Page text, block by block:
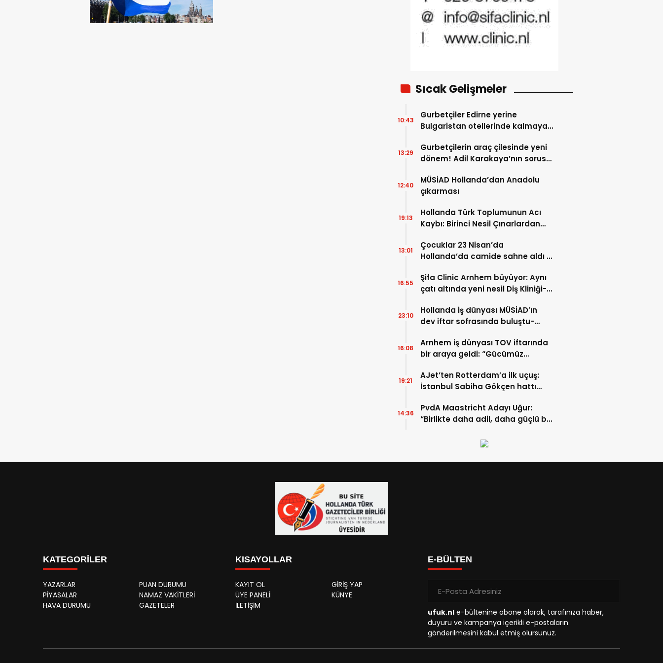
Sıcak Gelişmeler
Gurbetçiler Edirne yerine
Bulgaristan otellerinde kalmaya
10:43
Gurbetçilerin araç çilesinde yeni
dönem! Adil Karakaya’nın sorusu
13:29
MÜSİAD Hollanda’dan Anadolu
çıkarması
12:40
Hollanda Türk Toplumunun Acı
Kaybı: Birinci Nesil Çınarlardan
19:13
Çocuklar 23 Nisan’da
Hollanda’da camide sahne aldı –
13:01
Şifa Clinic Arnhem büyüyor: Aynı
çatı altında yeni nesil Diş Kliniği-
16:55
Hollanda iş dünyası MÜSİAD’ın
dev iftar sofrasında buluştu-
23:10
Arnhem iş dünyası TOV iftarında
bir araya geldi: “Gücümüz
16:08
AJet’ten Rotterdam’a ilk uçuş:
İstanbul Sabiha Gökçen hattı
19:21
PvdA Maastricht Adayı Uğur:
“Birlikte daha adil, daha güçlü bir
14:36
KATEGORİLER
YAZARLAR
PUAN DURUMU
PİYASALAR
NAMAZ VAKİTLERİ
HAVA DURUMU
GAZETELER
KISAYOLLAR
KAYIT OL
GİRİŞ YAP
ÜYE PANELİ
KÜNYE
İLETİŞİM
E-BÜLTEN
ufuk.nl e-bültenine abone olarak, tarafınıza haber,
duyuru ve kampanya içerikli e-postaların
gönderilmesini kabul etmiş olursunuz.